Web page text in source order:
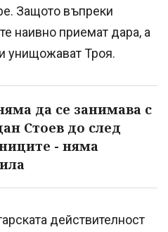
Защото въпреки
наивно приемат дара, а
унищожават Троя.
да се занимава с
Стоев до след
- няма
действителност